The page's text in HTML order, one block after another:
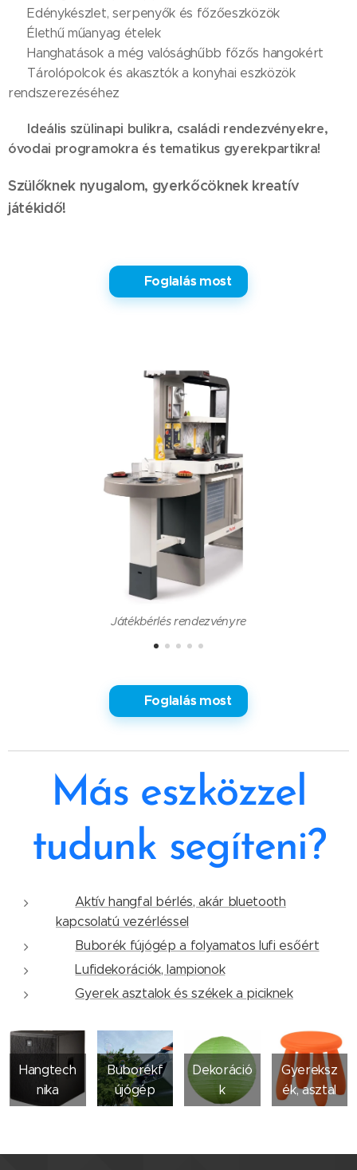
✔ Edénykészlet, serpenyők és főzőeszközök
✔ Élethű műanyag ételek
✔ Hanghatások a még valósághűbb főzős hangokért
✔ Tárolópolcok és akasztók a konyhai eszközök
rendszerezéséhez
Ideális szülinapi bulikra, családi rendezvényekre,
óvodai programokra és tematikus gyerekpartikra!
Szülőknek nyugalom, gyerkőcöknek kreatív
játékidő!
✅ Foglalás most
Játékbérlés rendezvényre
✅ Foglalás most
Más eszközzel
tudunk segíteni?
Aktív hangfal bérlés, akár bluetooth
kapcsolatú vezérléssel
Buborék fújógép a folyamatos lufi esőért
✅Lufidekorációk, lampionok
✅Gyerek asztalok és székek a piciknek
Hangtech
nika
Buborékf
újógép
Dekoráció
k
Gyereksz
ék, asztal